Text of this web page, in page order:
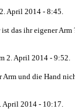
April 2014 - 8:45.
das ihr eigener Arm
2. April 2014 - 9:52.
Arm und die Hand
April 2014 - 10:17.